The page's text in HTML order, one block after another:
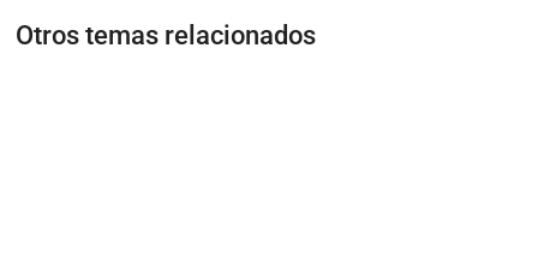
Otros temas relacionados